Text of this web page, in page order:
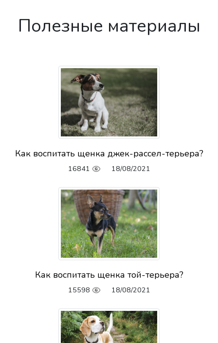
Полезные материалы
Как воспитать щенка джек-рассел-терьера?
16841 18/08/2021
Как воспитать щенка той-терьера?
15598 18/08/2021